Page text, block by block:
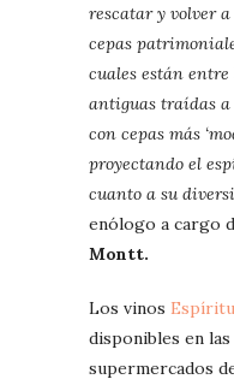
rescatar y volver
cepas
cuales están
antiguas traídas
con cepas más
proyectando el
cuanto a su
enólogo a cargo
Montt.
Los vinos
disponibles en
supermercados